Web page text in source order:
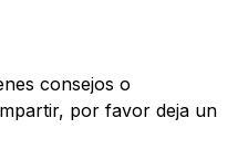
consejos o
por favor deja un